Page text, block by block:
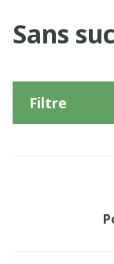
Sans
Filtre